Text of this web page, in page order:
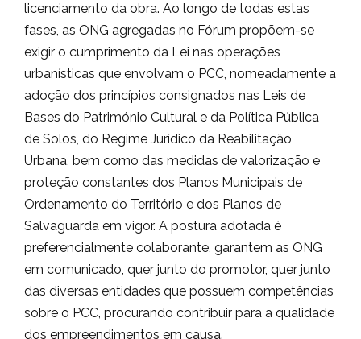
licenciamento da obra. Ao longo de todas estas
fases, as ONG agregadas no Fórum propõem-se
exigir o cumprimento da Lei nas operações
urbanísticas que envolvam o PCC, nomeadamente a
adoção dos princípios consignados nas Leis de
Bases do Património Cultural e da Política Pública
de Solos, do Regime Jurídico da Reabilitação
Urbana, bem como das medidas de valorização e
proteção constantes dos Planos Municipais de
Ordenamento do Território e dos Planos de
Salvaguarda em vigor. A postura adotada é
preferencialmente colaborante, garantem as ONG
em comunicado, quer junto do promotor, quer junto
das diversas entidades que possuem competências
sobre o PCC, procurando contribuir para a qualidade
dos empreendimentos em causa.